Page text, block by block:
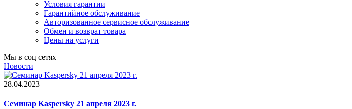
Условия гарантии
Гарантийное обслуживание
Авторизованное сервисное обслуживание
Обмен и возврат товара
Цены на услуги
Мы в соц сетях
Новости
28.04.2023
Семинар Kaspersky 21 апреля 2023 г.